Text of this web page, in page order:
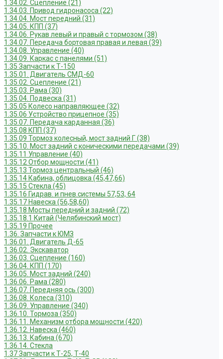
1.34.02. Сцепление (21)
1.34.03. Привод гидронасоса (22)
1.34.04. Мост передний (31)
1.34.05. КПП (37)
1.34.06. Рукав левый и правый с тормозом (38)
1.34.07. Передача бортовая правая и левая (39)
1.34.08. Управление (40)
1.34.09. Каркас с панелями (51)
1.35 Запчасти к Т-150
1.35.01. Двигатель СМД-60
1.35.02. Сцепление (21)
1.35.03. Рама (30)
1.35.04. Подвеска (31)
1.35.05 Колесо направляющее (32)
1.35.06 Устройство прицепное (35)
1.35.07. Передача карданная (36)
1.35.08 КПП (37)
1.35.09 Тормоз колесный, мост задний Г (38)
1.35.10. Мост задний с коническими передачами (39)
1.35.11 Управление (40)
1.35.12 Отбор мощности (41)
1.35.13 Тормоз центральный (46)
1.35.14 Кабина, облицовка (45,47,66)
1.35.15 Стекла (45)
1.35.16 Гидрав. и пнев.системы 57,53, 64
1.35.17 Навеска (56,58,60)
1.35.18 Мосты передний и задний (72)
1.35.18.1 Китай (Челябинский мост)
1.35.19 Прочее
1.36. Запчасти к ЮМЗ
1.36.01. Двигатель Д-65
1.36.02. Экскаватор
1.36.03. Сцепление (160)
1.36.04. КПП (170)
1.36.05. Мост задний (240)
1.36.06. Рама (280)
1.36.07. Передняя ось (300)
1.36.08. Колеса (310)
1.36.09. Управление (340)
1.36.10. Тормоза (350)
1.36.11. Механизм отбора мощности (420)
1.36.12. Навеска (460)
1.36.13. Кабина (670)
1.36.14. Стекла
1.37 Запчасти к Т-25, Т-40